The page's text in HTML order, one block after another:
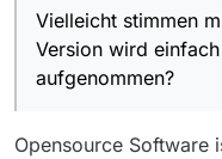
Vielleicht stimmen
Version wird
aufgenommen?
Opensource Software